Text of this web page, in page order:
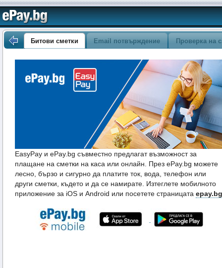
Битови сметки Email потвърждение Проверка на
EasyPay и ePay.bg съвместно предлагат възможност за
плащане на сметки на каса или онлайн. През ePay.bg можете
лесно, бързо и сигурно да платите ток, вода, телефон или
други сметки, където и да се намирате. Изтеглете мобилното
приложение за iOS и Android или посетете страницата